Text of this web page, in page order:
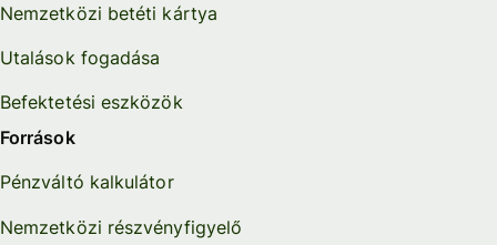
Nemzetközi betéti kártya
Utalások fogadása
Befektetési eszközök
Források
Pénzváltó kalkulátor
Nemzetközi részvényfigyelő